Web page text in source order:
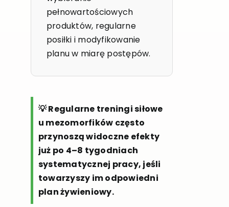
pełnowartościowych
produktów, regularne
posiłki i modyfikowanie
planu w miarę postępów.
💡 Regularne treningi siłowe
u mezomorfików często
przynoszą widoczne efekty
już po 4–8 tygodniach
systematycznej pracy, jeśli
towarzyszy im odpowiedni
plan żywieniowy.